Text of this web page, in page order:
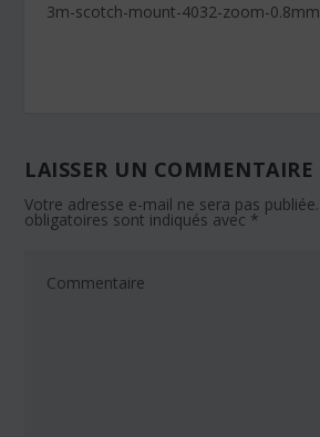
3m-scotch-mount-4032-zoom-0.8mm
LAISSER UN COMMENTAIRE
Votre adresse e-mail ne sera pas publiée.
obligatoires sont indiqués avec *